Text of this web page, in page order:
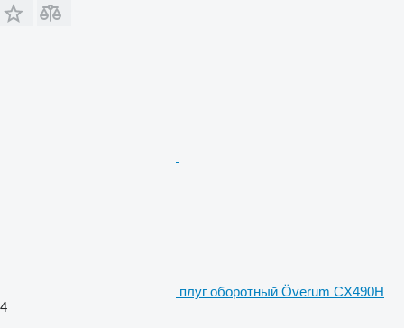
плуг оборотный Överum CX490H
4